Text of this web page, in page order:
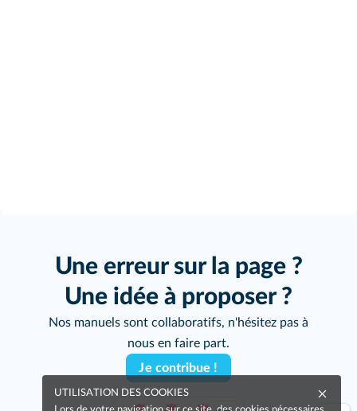
Une erreur sur la page ?
Une idée à proposer ?
Nos manuels sont collaboratifs, n'hésitez pas à
nous en faire part.
Je contribue !
UTILISATION DES COOKIES